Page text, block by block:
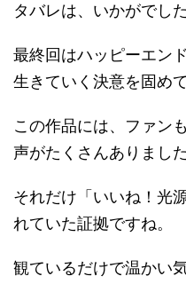
タバレは、いかがでし
最終回はハッピーエン
生きていく決意を固め
この作品には、ファン
声がたくさんありました
それだけ「いいね！光
れていた証拠ですね。
観ているだけで温かい